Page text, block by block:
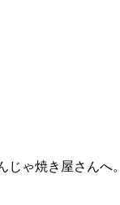
ゃ焼き屋さんへ。